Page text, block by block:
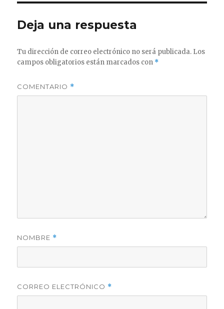
Deja una respuesta
Tu dirección de correo electrónico no será publicada. Los
campos obligatorios están marcados con *
COMENTARIO *
NOMBRE *
CORREO ELECTRÓNICO *